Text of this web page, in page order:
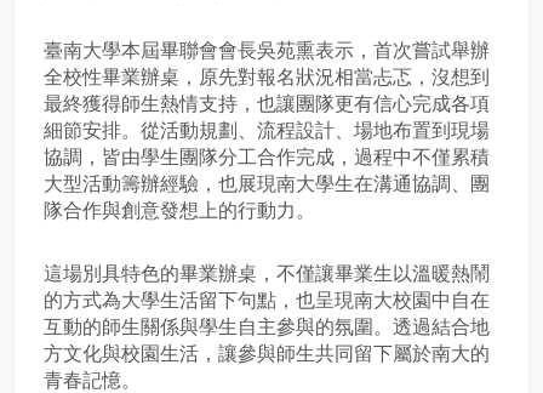
臺南大學本屆畢聯會會長吳苑熏表示，首次嘗試舉辦
全校性畢業辦桌，原先對報名狀況相當忐忑，沒想到
最終獲得師生熱情支持，也讓團隊更有信心完成各項
細節安排。從活動規劃、流程設計、場地布置到現場
協調，皆由學生團隊分工合作完成，過程中不僅累積
大型活動籌辦經驗，也展現南大學生在溝通協調、團
隊合作與創意發想上的行動力。
這場別具特色的畢業辦桌，不僅讓畢業生以溫暖熱鬧
的方式為大學生活留下句點，也呈現南大校園中自在
互動的師生關係與學生自主參與的氛圍。透過結合地
方文化與校園生活，讓參與師生共同留下屬於南大的
青春記憶。